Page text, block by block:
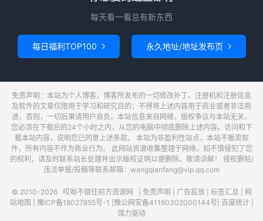
每天看一看总有新东西
每日福利TOP100  永久地址/地址发布页 
免责声明：本站为个人博客，博客所发布的一切修改补丁、注册机和注册信息
及软件的文章仅限用于学习和研究目的；不得将上述内容用于商业或者非法用
途，否则，一切后果请用户自负。本站信息来自网络，版权争议与本站无关，
您必须在下载后的24个小时之内，从您的电脑中彻底删除上述内容。访问和下
载本站内容，说明您已同意上述条款。 本站为非盈利性站点，本站不贩卖软
件，所有内容不作为商业行为。 此网站资源收集整理于网络，如不慎侵犯了您
的权利，请及时联系站长处理并出示版权证明以便删除。敬请谅解！ 侵权删帖/
违法举报/投稿等联系邮箱：wangqianfang@vip.qq.com
© 2010-2026 哎呦不错往前方资源网 免责声明 广告投放| 标签汇总
网
站地图
豫ICP备18027855号-1 豫公网安备41160302000144号 百度统计|
强力驱动